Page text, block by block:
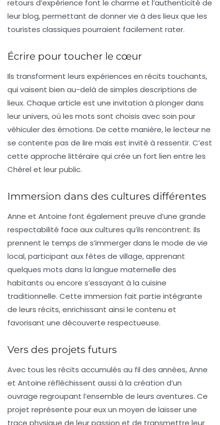
retours d’expérience font le charme et l’authenticité de
leur blog, permettant de donner vie à des lieux que les
touristes classiques pourraient facilement rater.
Écrire pour toucher le cœur
Ils transforment leurs expériences en récits touchants,
qui vaisent bien au-delà de simples descriptions de
lieux. Chaque article est une invitation à plonger dans
leur univers, où les mots sont choisis avec soin pour
véhiculer des émotions. De cette manière, le lecteur ne
se contente pas de lire mais est invité à ressentir. C’est
cette approche littéraire qui crée un fort lien entre les
Chérel et leur public.
Immersion dans des cultures différentes
Anne et Antoine font également preuve d’une grande
respectabilité face aux cultures qu’ils rencontrent. Ils
prennent le temps de s’immerger dans le mode de vie
local, participant aux fêtes de village, apprenant
quelques mots dans la langue maternelle des
habitants ou encore s’essayant à la cuisine
traditionnelle. Cette immersion fait partie intégrante
de leurs récits, enrichissant ainsi le contenu et
favorisant une découverte respectueuse.
Vers des projets futurs
Avec tous les récits accumulés au fil des années, Anne
et Antoine réfléchissent aussi à la création d’un
ouvrage regroupant l’ensemble de leurs aventures. Ce
projet représente pour eux un moyen de laisser une